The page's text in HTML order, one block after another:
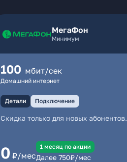
МегаФон
Минимум
100 мбит/сек
Домашний интернет
Детали Подключение
Скидка только для новых абонентов.
0 ₽/мес
1 месяц по акции
Далее 750₽/мес